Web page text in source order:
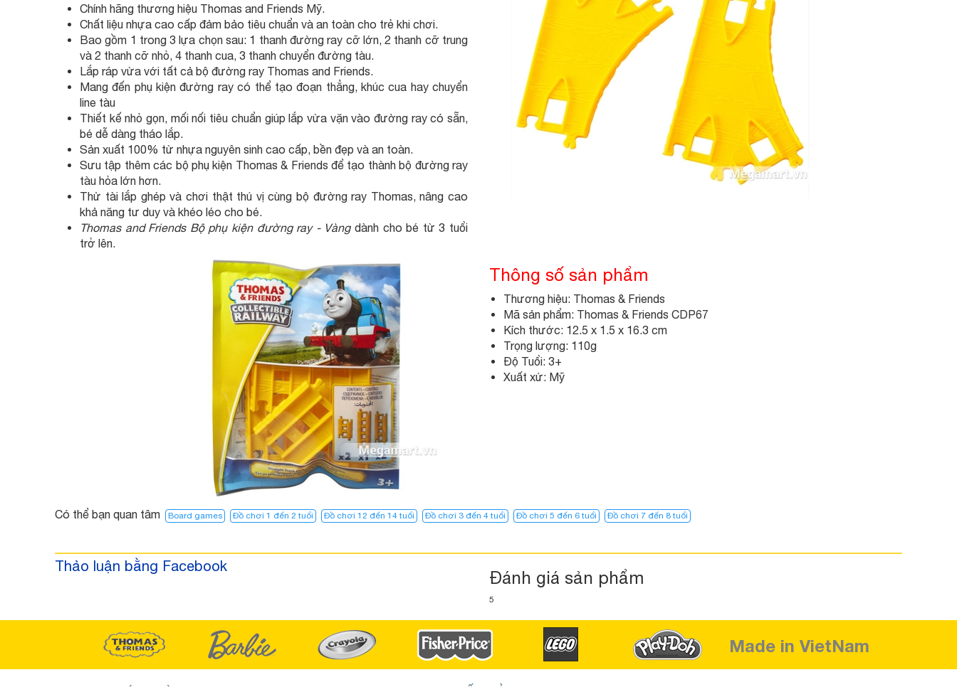
Chính hãng thương hiệu Thomas and Friends Mỹ.
Chất liệu nhựa cao cấp đảm bảo tiêu chuẩn và an toàn cho trẻ khi chơi.
Bao gồm 1 trong 3 lựa chọn sau: 1 thanh đường ray cỡ lớn, 2 thanh cỡ trung
và 2 thanh cỡ nhỏ, 4 thanh cua, 3 thanh chuyển đường tàu.
Lắp ráp vừa với tất cả bộ đường ray Thomas and Friends.
Mang đến phụ kiện đường ray có thể tạo đoạn thẳng, khúc cua hay chuyển
line tàu
Thiết kế nhỏ gọn, mối nối tiêu chuẩn giúp lắp vừa vặn vào đường ray có sẵn,
bé dễ dàng tháo lắp.
Sản xuất 100% từ nhựa nguyên sinh cao cấp, bền đẹp và an toàn.
Sưu tập thêm các bộ phụ kiện Thomas & Friends để tạo thành bộ đường ray
tàu hỏa lớn hơn.
Thử tài lắp ghép và chơi thật thú vị cùng bộ đường ray Thomas, nâng cao
khả năng tư duy và khéo léo cho bé.
Thomas and Friends Bộ phụ kiện đường ray - Vàngdành cho bé từ 3 tuổi
trở lên.
Thông số sản phẩm
Thương hiệu: Thomas & Friends
Mã sản phẩm: Thomas & Friends CDP67
Kích thước: 12.5 x 1.5 x 16.3 cm
Trọng lượng: 110g
Độ Tuổi: 3+
Xuất xứ: Mỹ
Có thể bạn quan tâm Board games Đồ chơi 1 đến 2 tuổi Đồ chơi 12 đến 14 tuổi Đồ chơi 3 đến 4 tuổi Đồ chơi 5 đến 6 tuổi Đồ chơi 7 đến 8 tuổi
Thảo luận bằng Facebook
Đánh giá sản phẩm
5
Made in VietNam